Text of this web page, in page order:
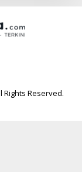
Rights Reserved.